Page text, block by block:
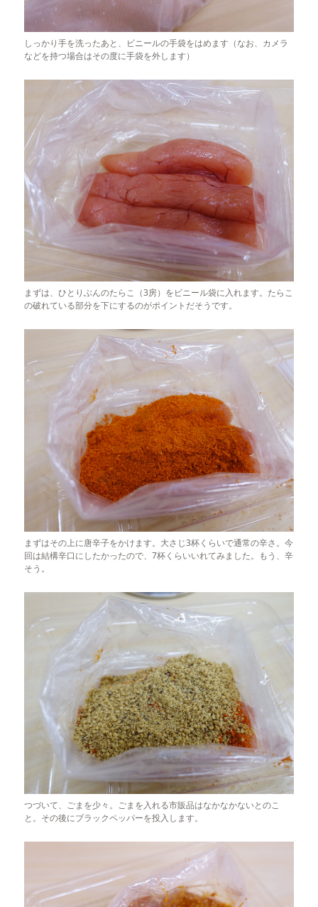
しっかり手を洗ったあと、ビニールの手袋をはめます（なお、カメラ
などを持つ場合はその度に手袋を外します）
まずは、ひとりぶんのたらこ（3房）をビニール袋に入れます。たらこ
の破れている部分を下にするのがポイントだそうです。
まずはその上に唐辛子をかけます。大さじ3杯くらいで通常の辛さ。今
回は結構辛口にしたかったので、7杯くらいいれてみました。もう、辛
そう。
つづいて、ごまを少々。ごまを入れる市販品はなかなかないとのこ
と。その後にブラックペッパーを投入します。